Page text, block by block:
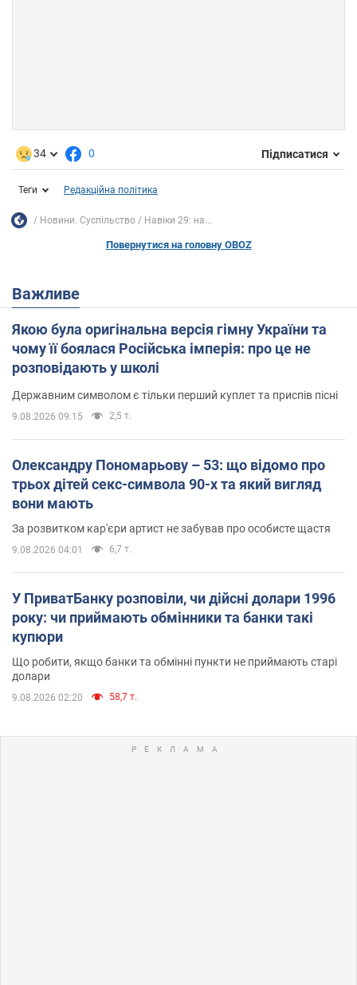
34 0 Підписатися
Теги Редакційна політика
Новини. Суспільство Навіки 29: на...
Повернутися на головну OBOZ
Важливе
Якою була оригінальна версія гімну України та
чому її боялася Російська імперія: про це не
розповідають у школі
Державним символом є тільки перший куплет та приспів пісні
9.08.2026 09:15 2,5 т.
Олександру Пономарьову – 53: що відомо про
трьох дітей секс-символа 90-х та який вигляд
вони мають
За розвитком кар'єри артист не забував про особисте щастя
9.08.2026 04:01 6,7 т.
У ПриватБанку розповіли, чи дійсні долари 1996
року: чи приймають обмінники та банки такі
купюри
Що робити, якщо банки та обмінні пункти не приймають старі
долари
9.08.2026 02:20 58,7 т.